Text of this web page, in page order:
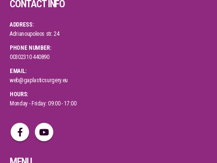
CONTACT INFO
ADDRESS:
Adrianoupoleos str. 24
PHONE NUMBER:
00302310 440890
EMAIL:
web@gaplasticsurgery.eu
HOURS:
Monday - Friday: 09:00 - 17:00